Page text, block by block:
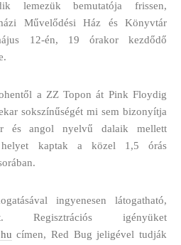
lemezük bemutatója frissen,
Művelődési Ház és Könyvtár
12-én, 19 órakor kezdődő
a ZZ Topon át Pink Floydig
sokszínűségét mi sem bizonyítja
és angol nyelvű dalaik mellett
helyet kaptak a közel 1,5 órás
ingyenesen látogatható,
Regisztrációs igényüket
címen, Red Bug jeligével tudják